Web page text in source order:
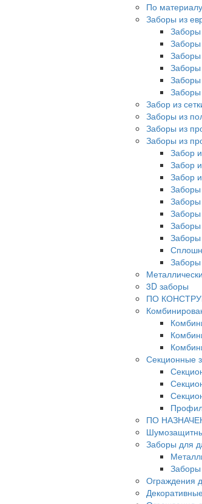
По материалу
Заборы из
Заборы
Заборы
Заборы
Заборы
Заборы
Заборы
Забор из
Заборы из
Заборы из
Заборы из
Забор
Забор
Забор
Заборы
3D заборы
ПО
Секционные
ПО
Заборы для
Заборы
Ограждения